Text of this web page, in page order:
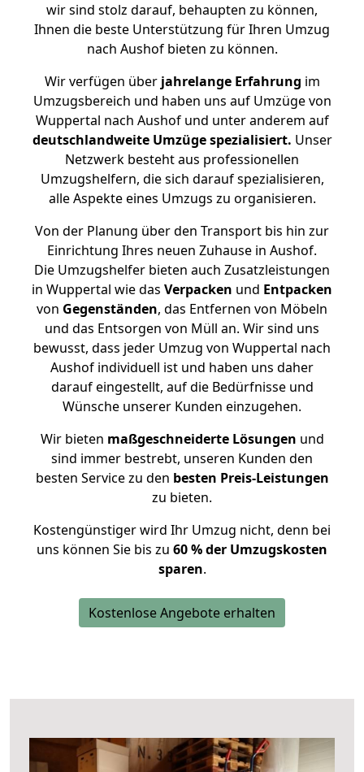
wir sind stolz darauf, behaupten zu können,
Ihnen die beste Unterstützung für Ihren Umzug
nach Aushof bieten zu können.
Wir verfügen überjahrelange Erfahrung im
Umzugsbereich und haben uns auf Umzüge von
Wuppertal nach Aushof und unter anderem auf
deutschlandweite Umzüge spezialisiert. Unser
Netzwerk besteht aus professionellen
Umzugshelfern, die sich darauf spezialisieren,
alle Aspekte eines Umzugs zu organisieren.
Von der Planung über den Transport bis hin zur
Einrichtung Ihres neuen Zuhause in Aushof.
Die Umzugshelfer bieten auch Zusatzleistungen
in Wuppertal wie das Verpacken und Entpacken
von Gegenständen, das Entfernen von Möbeln
und das Entsorgen von Müll an. Wir sind uns
bewusst, dass jeder Umzug von Wuppertal nach
Aushof individuell ist und haben uns daher
darauf eingestellt, auf die Bedürfnisse und
Wünsche unserer Kunden einzugehen.
Wir bieten maßgeschneiderte Lösungen und
sind immer bestrebt, unseren Kunden den
besten Service zu den besten Preis-Leistungen
zu bieten.
Kostengünstiger wird Ihr Umzug nicht, denn bei
uns können Sie bis zu 60 % der Umzugskosten
sparen.
Kostenlose Angebote erhalten